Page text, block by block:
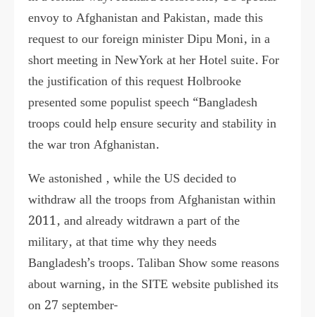
envoy to Afghanistan and Pakistan, made this
request to our foreign minister Dipu Moni, in a
short meeting in NewYork at her Hotel suite. For
the justification of this request Holbrooke
presented some populist speech “Bangladesh
troops could help ensure security and stability in
the war tron Afghanistan.
We astonished , while the US decided to
withdraw all the troops from Afghanistan within
2011, and already witdrawn a part of the
military, at that time why they needs
Bangladesh’s troops. Taliban Show some reasons
about warning, in the SITE website published its
on 27 september-